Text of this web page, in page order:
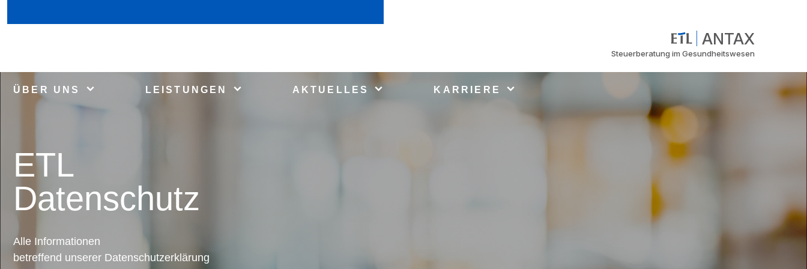
ANTAX
Steuerberatung im Gesundheitswesen
ÜBER UNS LEISTUNGEN AKTUELLES KARRIERE
ETL
Datenschutz
Alle Informationen
betreffend unserer Datenschutzerklärung